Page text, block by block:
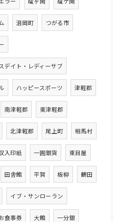
浪岡町 つがる市
デイト・レディーサブ
ハッピースポーツ 津軽郡
南津軽郡 東津軽郡
北津軽郡 尾上町 相馬村
入印紙 一圓銀貨 東目屋
田舎館 平賀 板柳 鶴田
イブ・サンローラン
食事券 大館 一分銀